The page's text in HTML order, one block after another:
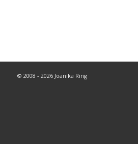
© 2008 - 2026 Joanika Ring